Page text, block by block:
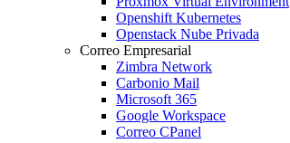
Openshift Kubernetes
Openstack Nube Privada
Correo Empresarial
Zimbra Network
Carbonio Mail
Microsoft 365
Google Workspace
Correo CPanel